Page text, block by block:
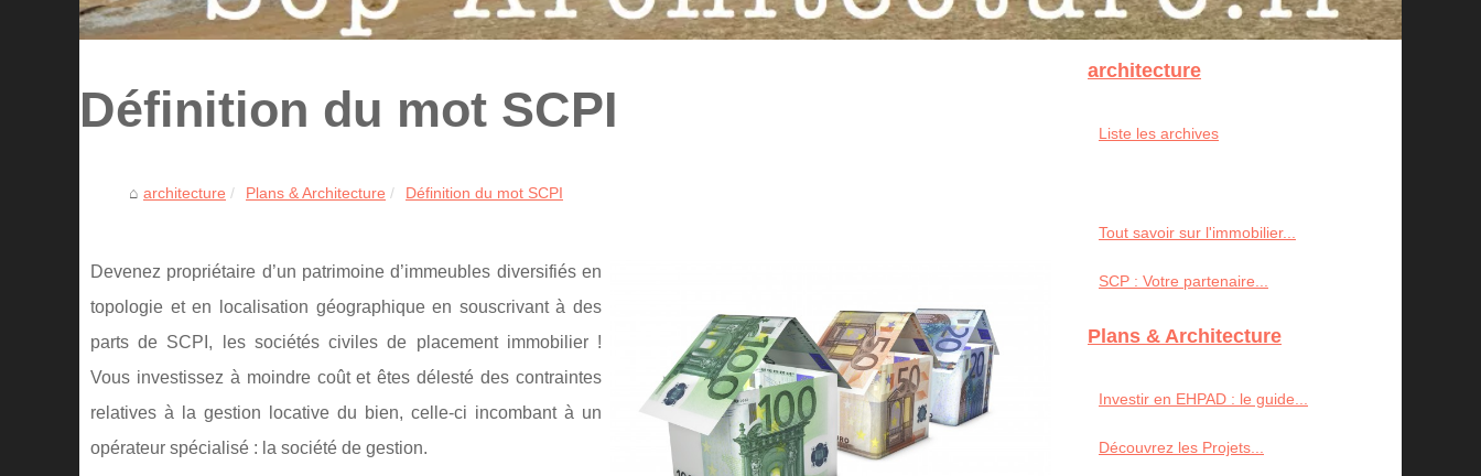
Définition du mot SCPI
architecture Plans & Architecture Définition du mot SCPI
Devenez propriétaire d’un patrimoine d’immeubles diversifiés en
topologie et en localisation géographique en souscrivant à des
parts de SCPI, les sociétés civiles de placement immobilier !
Vous investissez à moindre coût et êtes délesté des contraintes
relatives à la gestion locative du bien, celle-ci incombant à un
opérateur spécialisé : la société de gestion.
architecture
Liste les archives
Tout savoir sur l'immobilier...
SCP : Votre partenaire...
Plans & Architecture
Investir en EHPAD : le guide...
Découvrez les Projets...